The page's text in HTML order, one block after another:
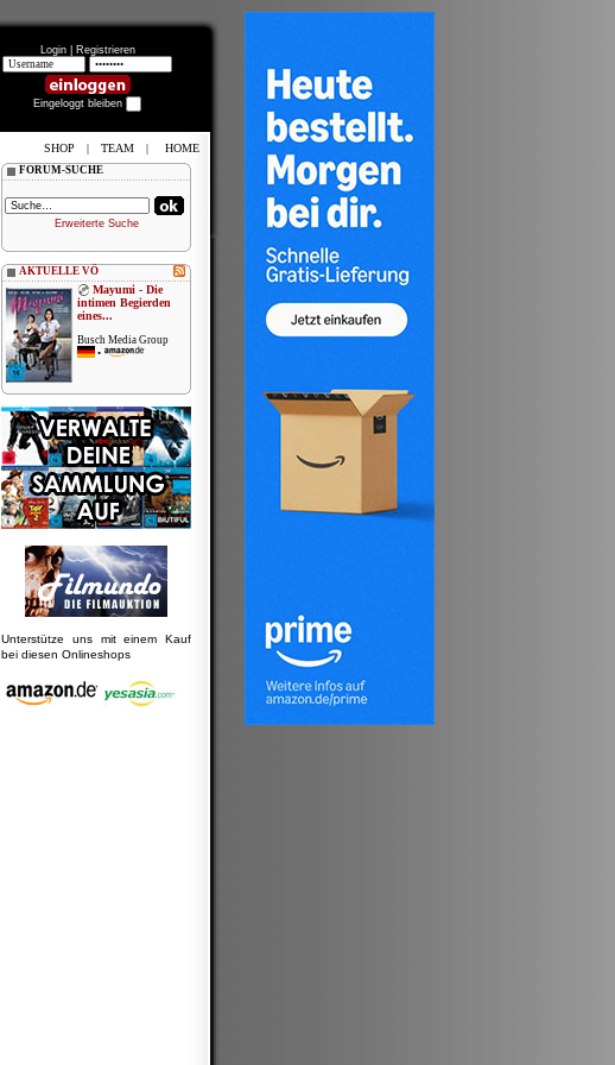
Login | Registrieren
Eingeloggt bleiben
FORUM-SUCHE
Erweiterte Suche
AKTUELLE VÖ
Mayumi - Die
intimen Begierden
eines...
Busch Media Group
•
Unterstütze uns mit einem Kauf
bei diesen Onlineshops
SHOP | TEAM | HOME